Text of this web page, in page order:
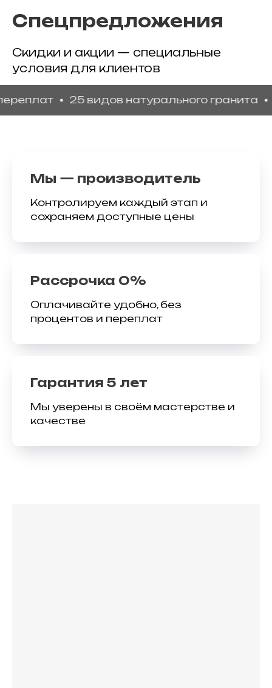
Спецпредложения
Скидки и акции — специальные
условия для клиентов
25 видов натурального гранита
Мы — производитель
Контролируем каждый этап и
сохраняем доступные цены
Рассрочка 0%
Оплачивайте удобно, без
процентов и переплат
Гарантия 5 лет
Мы уверены в своём мастерстве и
качестве